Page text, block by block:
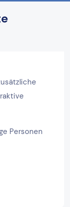
Personen